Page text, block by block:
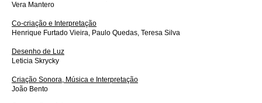
Vera Mantero
Co-criação e Interpretação
Henrique Furtado Vieira, Paulo Quedas, Teresa Silva
Desenho de Luz
Leticia Skrycky
Criação Sonora, Música e Interpretação
João Bento